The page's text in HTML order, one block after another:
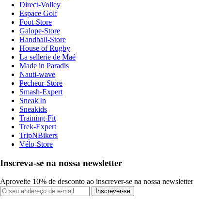
Direct-Volley
Espace Golf
Foot-Store
Galope-Store
Handball-Store
House of Rugby
La sellerie de Maé
Made in Paradis
Nauti-wave
Pecheur-Store
Smash-Expert
Sneak'In
Sneakids
Training-Fit
Trek-Expert
TripNBikers
Vélo-Store
Inscreva-se na nossa newsletter
Aproveite 10% de desconto ao inscrever-se na nossa newsletter
Inscrever-se